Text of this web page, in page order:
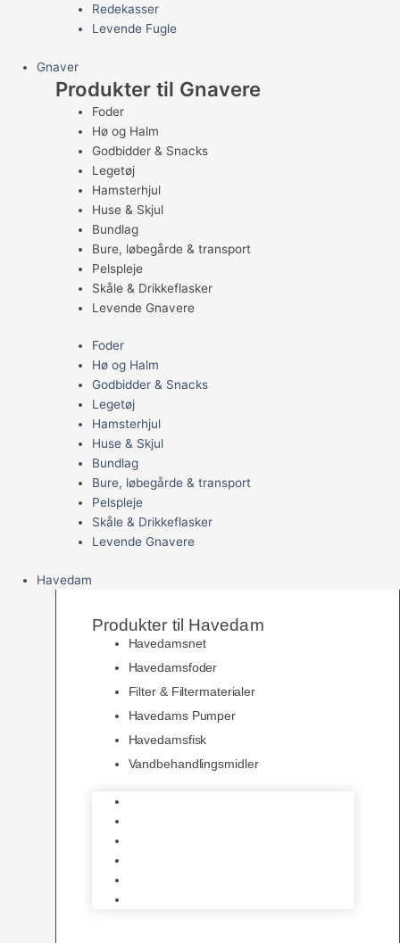
Redekasser
Levende Fugle
Gnaver
Produkter til Gnavere
Foder
Hø og Halm
Godbidder & Snacks
Legetøj
Hamsterhjul
Huse & Skjul
Bundlag
Bure, løbegårde & transport
Pelspleje
Skåle & Drikkeflasker
Levende Gnavere
Foder
Hø og Halm
Godbidder & Snacks
Legetøj
Hamsterhjul
Huse & Skjul
Bundlag
Bure, løbegårde & transport
Pelspleje
Skåle & Drikkeflasker
Levende Gnavere
Havedam
Produkter til Havedam
Havedamsnet
Havedamsfoder
Filter & Filtermaterialer
Havedams Pumper
Havedamsfisk
Vandbehandlingsmidler